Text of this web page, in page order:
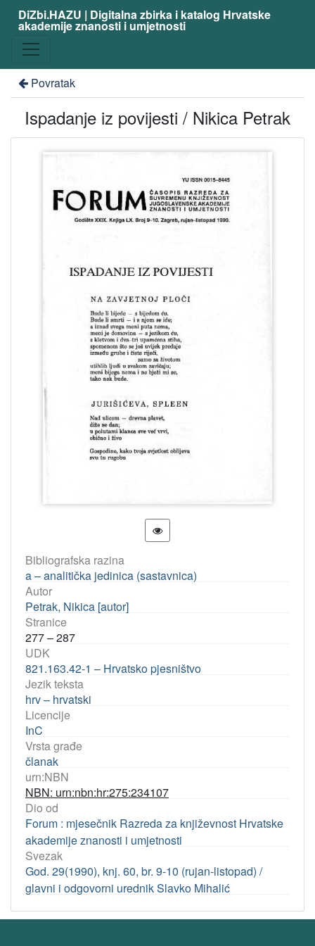
DiZbi.HAZU | Digitalna zbirka i katalog Hrvatske
akademije znanosti i umjetnosti
Povratak
Ispadanje iz povijesti / Nikica Petrak
Bibliografska razina
a – analitička jedinica (sastavnica)
Autor
Petrak, Nikica [autor]
Stranice
277 – 287
UDK
821.163.42-1 – Hrvatsko pjesništvo
Jezik teksta
hrv – hrvatski
Licencije
InC
Vrsta građe
članak
urn:NBN
NBN: urn:nbn:hr:275:234107
Dio od
Forum : mjesečnik Razreda za književnost Hrvatske
akademije znanosti i umjetnosti
Svezak
God. 29(1990), knj. 60, br. 9-10 (rujan-listopad) /
glavni i odgovorni urednik Slavko Mihalić